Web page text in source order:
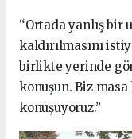
“Ortada yanlış bir
kaldırılmasını
birlikte yerinde
konuşun. Biz masa
konuşuyoruz.”